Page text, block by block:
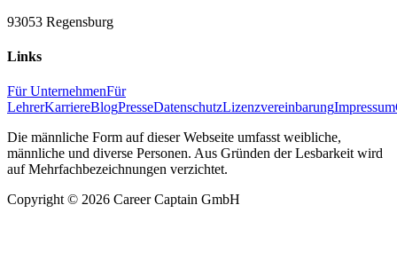
93053 Regensburg
Links
Für UnternehmenFür
LehrerKarriereBlogPresseDatenschutzLizenzvereinbarungImpressum
Die männliche Form auf dieser Webseite umfasst weibliche,
männliche und diverse Personen. Aus Gründen der Lesbarkeit wird
auf Mehrfachbezeichnungen verzichtet.
Copyright © 2026 Career Captain GmbH